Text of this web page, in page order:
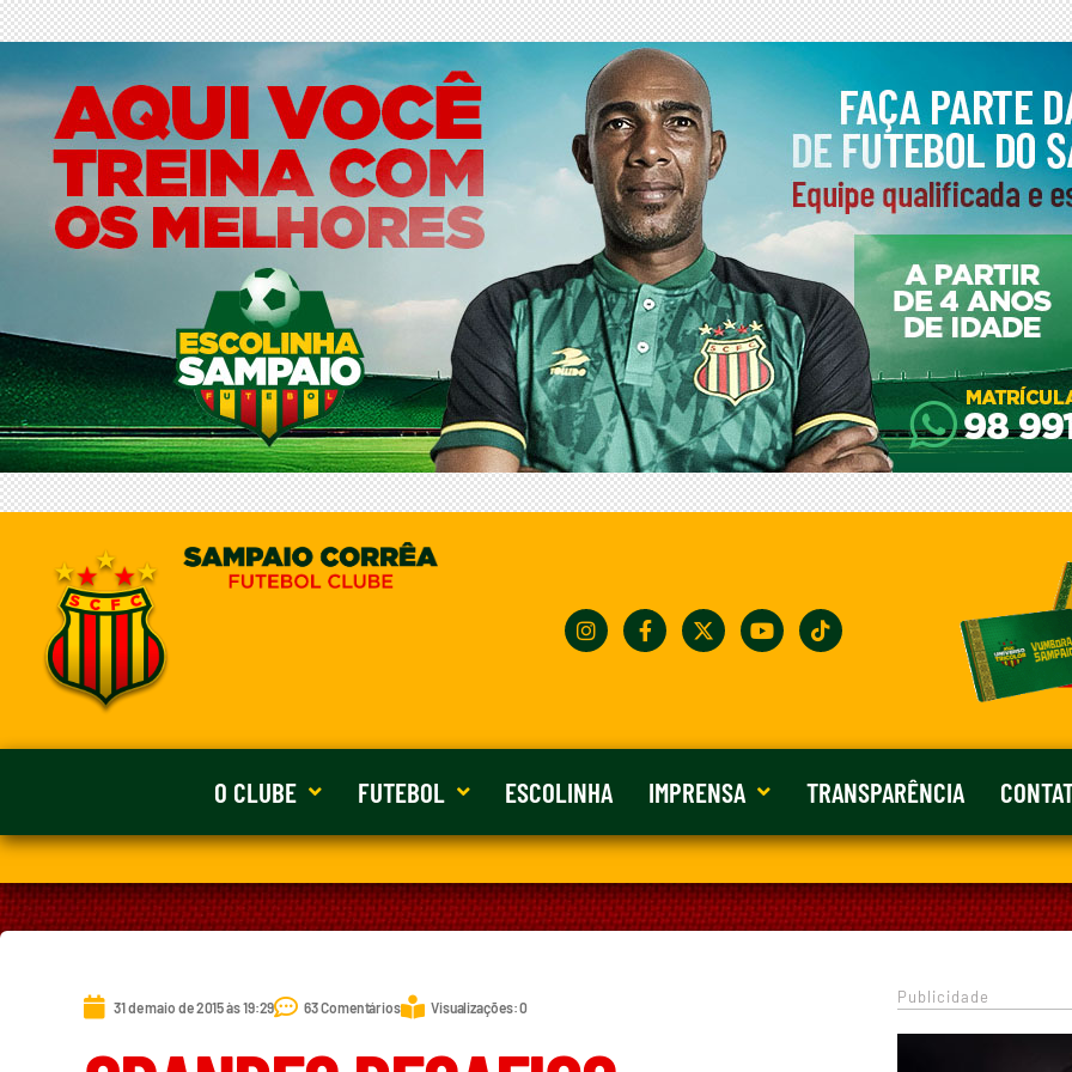
O CLUBE FUTEBOL ESCOLINHA IMPRENSA TRANSPARÊNCIA
31 de maio de 2015 às 19:29 63 Comentários Visualizações: 0
Publicidade